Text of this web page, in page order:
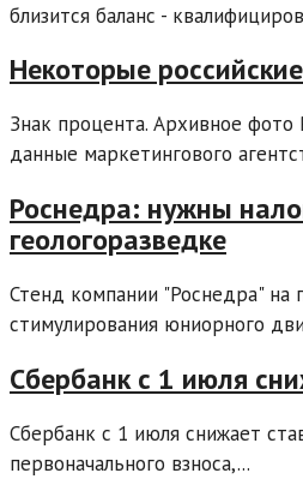
близится баланс -
Некоторые
Знак процента. Архивное
данные маркетингового
Роснедра: нужны
геологоразведке
Стенд компании "Роснедра"
стимулирования юниорного
Сбербанк с 1 июля
Сбербанк с 1 июля снижает
первоначального взноса,...